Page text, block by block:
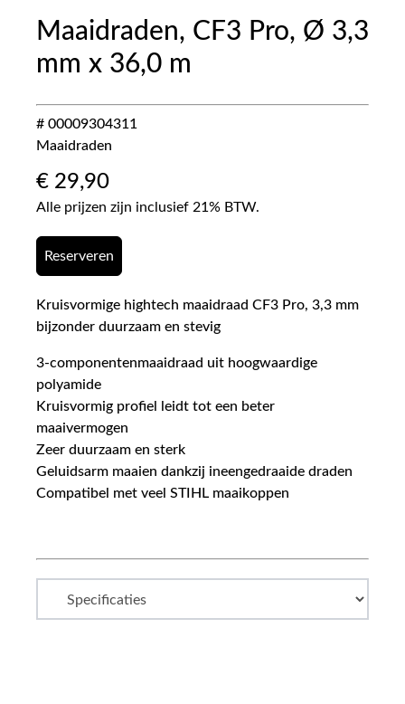
Maaidraden, CF3 Pro, Ø 3,3
mm x 36,0 m
# 00009304311
Maaidraden
€ 29,90
Alle prijzen zijn inclusief 21% BTW.
Reserveren
Kruisvormige hightech maaidraad CF3 Pro, 3,3 mm
bijzonder duurzaam en stevig
3-componentenmaaidraad uit hoogwaardige
polyamide
Kruisvormig profiel leidt tot een beter
maaivermogen
Zeer duurzaam en sterk
Geluidsarm maaien dankzij ineengedraaide draden
Compatibel met veel STIHL maaikoppen